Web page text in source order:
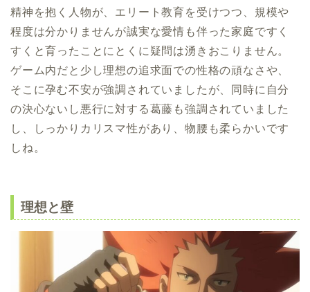
精神を抱く人物が、エリート教育を受けつつ、規模や
程度は分かりませんが誠実な愛情も伴った家庭ですく
すくと育ったことにとくに疑問は湧きおこりません。
ゲーム内だと少し理想の追求面での性格の頑なさや、
そこに孕む不安が強調されていましたが、同時に自分
の決心ないし悪行に対する葛藤も強調されていました
し、しっかりカリスマ性があり、物腰も柔らかいです
しね。
理想と壁